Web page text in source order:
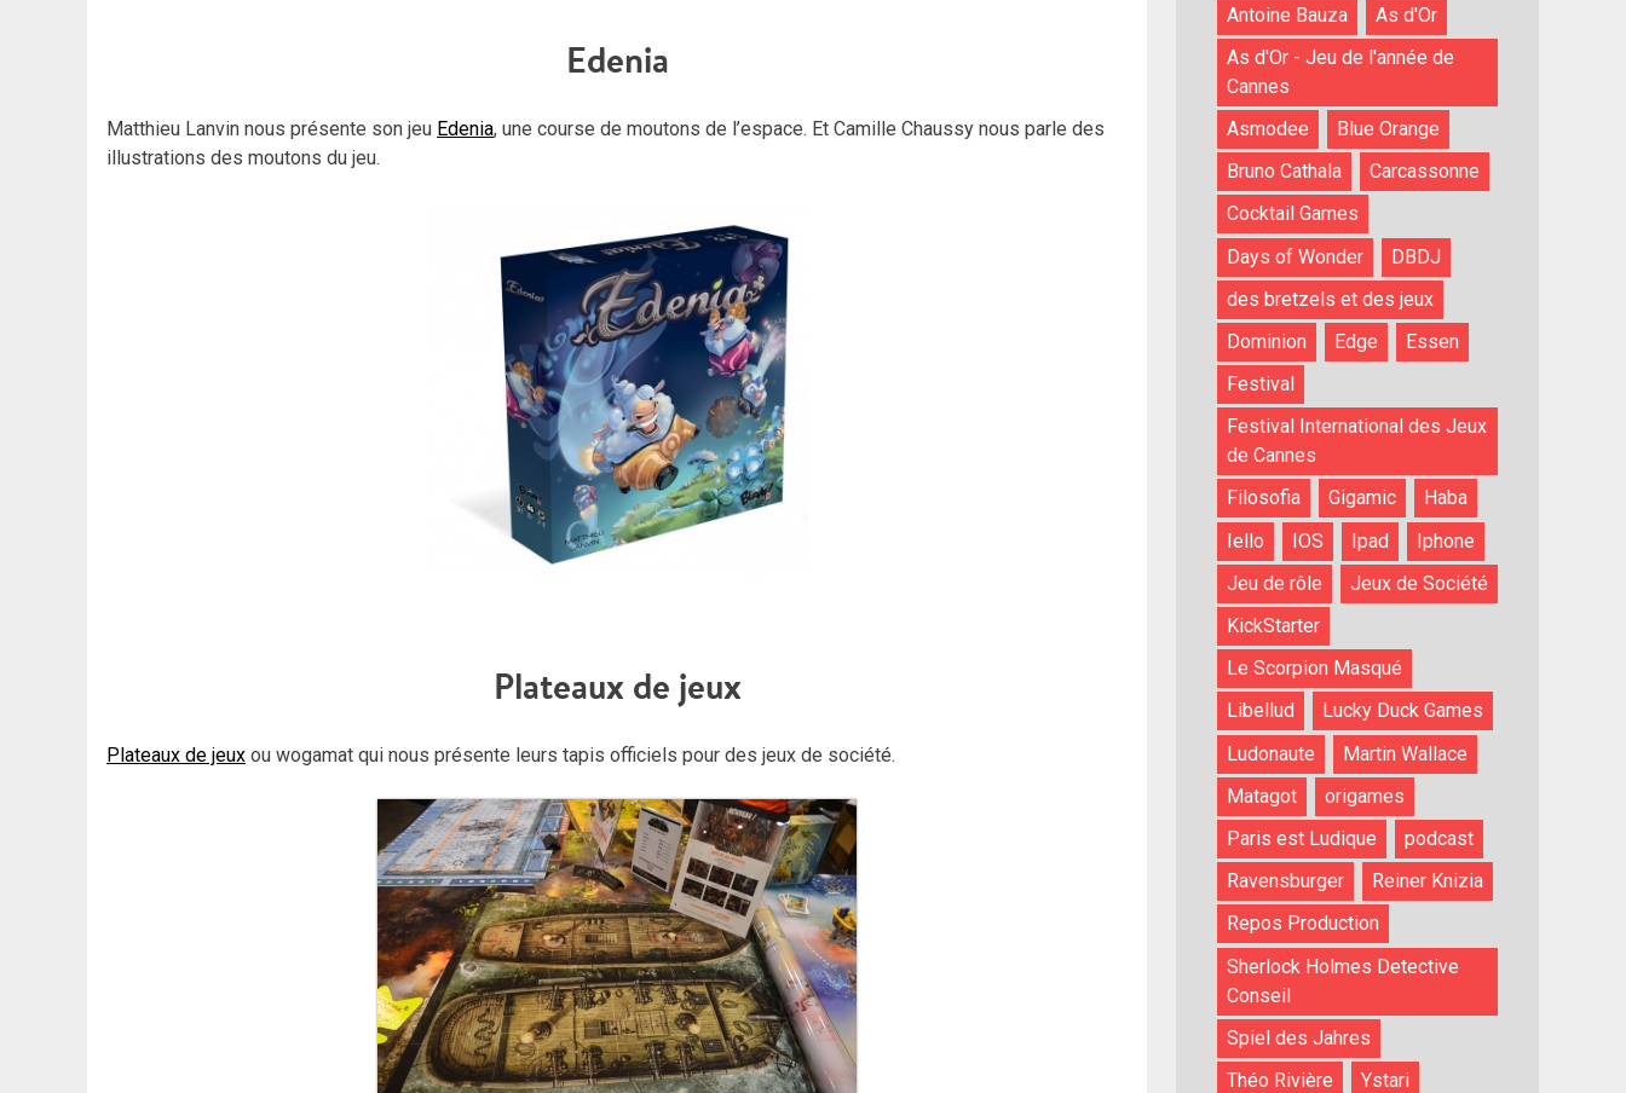
Edenia
Matthieu Lanvin nous présente son jeu Edenia, une course de moutons de l’espace. Et Camille Chaussy nous parle des
illustrations des moutons du jeu.
Plateaux de jeux
Plateaux de jeux ou wogamat qui nous présente leurs tapis officiels pour des jeux de société.
Antoine Bauza
As d'Or
As d'Or - Jeu de l'année de
Cannes
Asmodee
Blue Orange
Bruno Cathala
Carcassonne
Cocktail Games
Days of Wonder
DBDJ
des bretzels et des jeux
Dominion
Edge
Essen
Festival
Festival International des Jeux
de Cannes
Filosofia
Gigamic
Haba
Iello
IOS Ipad
Iphone
Jeu de rôle
Jeux de Société
KickStarter
Le Scorpion Masqué
Libellud
Lucky Duck Games
Ludonaute
Martin Wallace
Matagot
origames
Paris est Ludique
podcast
Ravensburger
Reiner Knizia
Repos Production
Sherlock Holmes Detective
Conseil
Spiel des Jahres
Théo Rivière
Ystari